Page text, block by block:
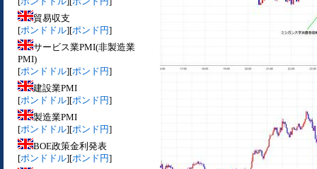
貿易収支
[ポンドドル][ポンド円]
サービス業PMI(非製造業
PMI)
[ポンドドル][ポンド円]
建設業PMI
[ポンドドル][ポンド円]
製造業PMI
[ポンドドル][ポンド円]
BOE政策金利発表
[ポンドドル][ポンド円]